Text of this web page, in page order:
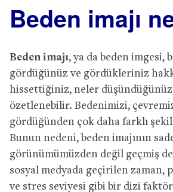
Beden imajı
Beden imajı, ya da beden imgesi,
gördüğünüz ve gördükleriniz
hissettiğiniz, neler
özetlenebilir. Bedenimizi,
gördüğünden çok daha farklı
Bunun nedeni, beden imajının
görünümümüzden değil geçmiş
sosyal medyada geçirilen zaman,
ve stres seviyesi gibi bir dizi